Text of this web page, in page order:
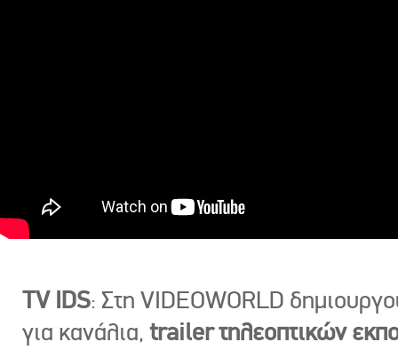
TV IDS: Στη VIDEOWORLD
για κανάλια, trailer τηλεοπτικών